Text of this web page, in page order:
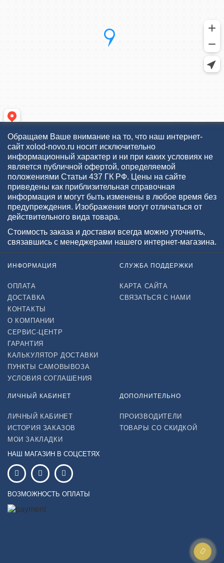
Обращаем Ваше внимание на то, что наш интернет-
сайт xolod-novo.ru носит исключительно
информационный характер и ни при каких условиях не
является публичной офертой, определяемой
положениями Статьи 437 ГК РФ. Цены на сайте
приведены как приблизительная справочная
информация и могут быть изменены в любое время без
предупреждения. Изображения могут отличаться от
действительного вида товара.
Стоимость заказа и доставки всегда можно уточнить,
связавшись с менеджерами нашего интернет-магазина.
ИНФОРМАЦИЯ
ОПЛАТА
ДОСТАВКА
КОНТАКТЫ
О КОМПАНИИ
СЕРВИС-ЦЕНТР
ГАРАНТИЯ
КАЛЬКУЛЯТОР ДОСТАВКИ
ПУНКТЫ САМОВЫВОЗА
УСЛОВИЯ СОГЛАШЕНИЯ
СЛУЖБА ПОДДЕРЖКИ
КАРТА САЙТА
СВЯЗАТЬСЯ С НАМИ
ЛИЧНЫЙ КАБИНЕТ
ЛИЧНЫЙ КАБИНЕТ
ИСТОРИЯ ЗАКАЗОВ
МОИ ЗАКЛАДКИ
ДОПОЛНИТЕЛЬНО
ПРОИЗВОДИТЕЛИ
ТОВАРЫ СО СКИДКОЙ
НАШ МАГАЗИН В СОЦСЕТЯХ
ВОЗМОЖНОСТЬ ОПЛАТЫ